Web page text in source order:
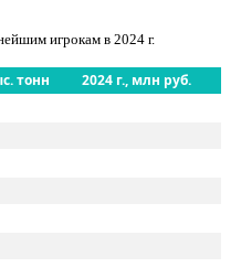
игрокам в 2024 г.
тонн 2024 г., млн руб.